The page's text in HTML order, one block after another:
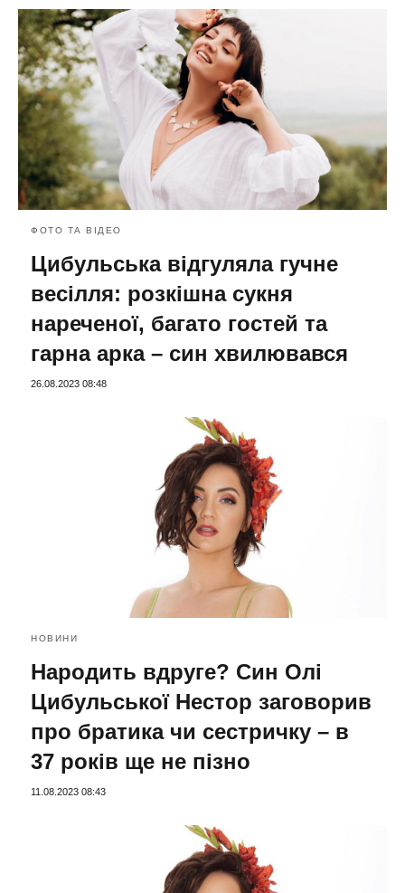
ФОТО ТА ВІДЕО
Цибульська відгуляла гучне
весілля: розкішна сукня
нареченої, багато гостей та
гарна арка – син хвилювався
26.08.2023 08:48
НОВИНИ
Народить вдруге? Син Олі
Цибульської Нестор заговорив
про братика чи сестричку – в
37 років ще не пізно
11.08.2023 08:43